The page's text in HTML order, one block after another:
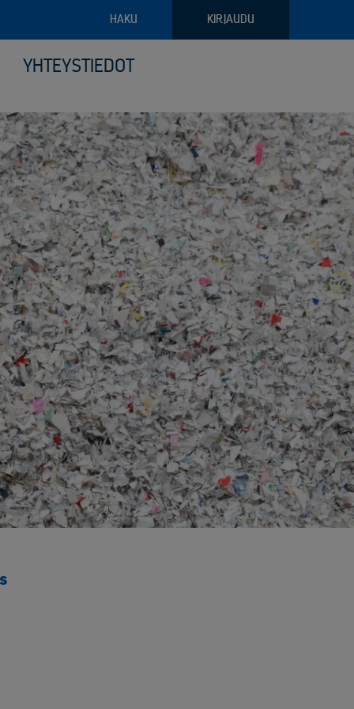
KIRJAUDU
HAKU
tietoturvalliset kierrätysratkaisut
raportointi
ja arkaluontoisten dokumenttien turvatuhous
noudon tilausvaihtoehdot
palvelut
palvelu logistiikassa ja keräilyssä
siirtoasiakirjapalvelu
ja kunnossapitoromun kierrätys
ja energia
kierrätys
käsittely ja loppusijoitus
tietoturvaratkaisut
kierrätys
pylväiden kierrätys
käsittely ja kierrätys raaka-aineiksi
YHTEYSTIEDOT